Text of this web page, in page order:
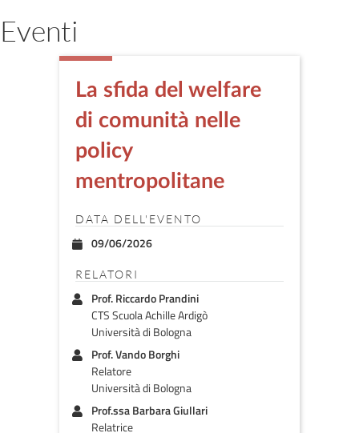
Eventi
La sfida del welfare
di comunità nelle
policy
mentropolitane
DATA DELL'EVENTO
09/06/2026
RELATORI
Prof. Riccardo Prandini
CTS Scuola Achille Ardigò
Università di Bologna
Prof. Vando Borghi
Relatore
Università di Bologna
Prof.ssa Barbara Giullari
Relatrice